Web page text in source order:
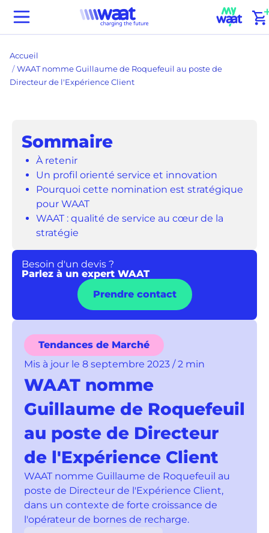
Passer
Waat
home
Accueil
WAAT nomme Guillaume de Roquefeuil au poste de
Directeur de l'Expérience Client
Tendances de Marché
Mis à jour le 8 septembre 2023 / 2 min
WAAT nomme
Guillaume de Roquefeuil
au poste de Directeur
de l'Expérience Client
WAAT nomme Guillaume de Roquefeuil au
poste de Directeur de l'Expérience Client,
dans un contexte de forte croissance de
l'opérateur de bornes de recharge.
Sommaire
À retenir
Un profil orienté service et innovation
Pourquoi cette nomination est stratégique
pour WAAT
WAAT : qualité de service au cœur de la
stratégie
Besoin d'un devis ?
Parlez à un expert WAAT
Prendre contact